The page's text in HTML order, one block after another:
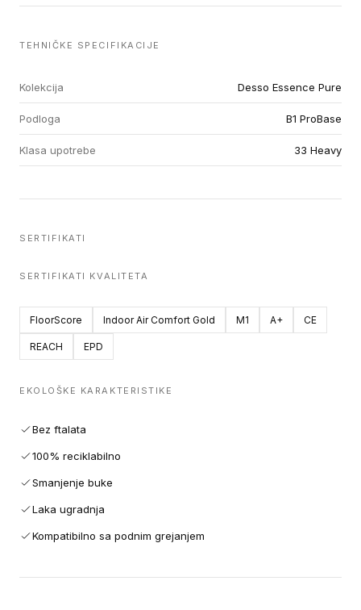
TEHNIČKE SPECIFIKACIJE
Kolekcija Desso Essence Pure
Podloga B1 ProBase
Klasa upotrebe 33 Heavy
SERTIFIKATI
SERTIFIKATI KVALITETA
FloorScore Indoor Air Comfort Gold M1 A+ CE
REACH EPD
EKOLOŠKE KARAKTERISTIKE
Bez ftalata
100% reciklabilno
Smanjenje buke
Laka ugradnja
Kompatibilno sa podnim grejanjem